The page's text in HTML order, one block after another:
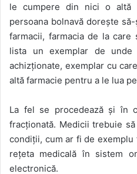
le cumpere din nici o altă
persoana bolnavă dorește
farmacii, farmacia de la
lista un exemplar de unde
achizționate, exemplar cu
altă farmacie pentru a le lua
La fel se procedează și în
fracționată. Medicii trebuie
condiții, cum ar fi de
rețeta medicală în sistem
electronică.